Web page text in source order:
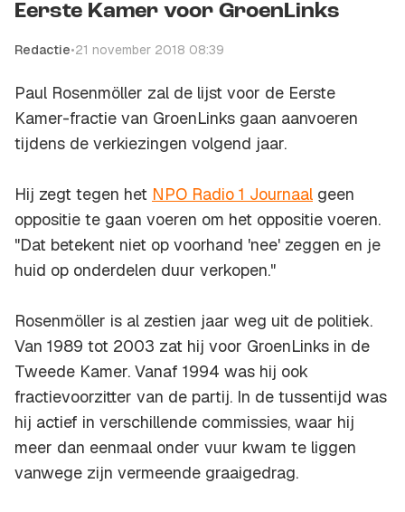
Eerste Kamer voor GroenLinks
Redactie•21 november 2018 08:39
Paul Rosenmöller zal de lijst voor de Eerste
Kamer-fractie van GroenLinks gaan aanvoeren
tijdens de verkiezingen volgend jaar.
Hij zegt tegen het NPO Radio 1 Journaal geen
oppositie te gaan voeren om het oppositie voeren.
"Dat betekent niet op voorhand 'nee' zeggen en je
huid op onderdelen duur verkopen."
Rosenmöller is al zestien jaar weg uit de politiek.
Van 1989 tot 2003 zat hij voor GroenLinks in de
Tweede Kamer. Vanaf 1994 was hij ook
fractievoorzitter van de partij. In de tussentijd was
hij actief in verschillende commissies, waar hij
meer dan eenmaal onder vuur kwam te liggen
vanwege zijn vermeende graaigedrag.